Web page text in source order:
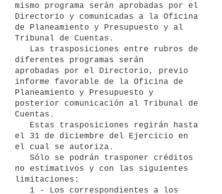
mismo programa serán aprobadas por el
Directorio y comunicadas a la Oficina
de Planeamiento y Presupuesto y al
Tribunal de Cuentas.
diferentes programas serán
aprobadas por el Directorio, previo
informe favorable de la Oficina de
Planeamiento y Presupuesto y
posterior comunicación al Tribunal de
Cuentas.
el 31 de diciembre del Ejercicio en
el cual se autoriza.
no estimativos y con las siguientes
limitaciones: